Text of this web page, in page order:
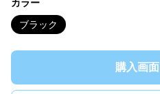
カラー
ブラック
購入画